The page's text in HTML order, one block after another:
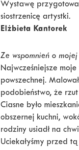
Wystawę
siostrzenicę artystki.
Elżbieta Kantorek
Ze wspomnień o mojej
Najwcześniejsze
powszechnej.
podobieństwo, że
Ciasne było
obszernej kuchni,
rodziny usiadł na
Uciekałyśmy przed